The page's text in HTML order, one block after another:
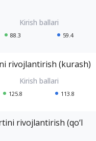
88.3 59.4
rivojlantirish (kurash)
125.8 113.8
rivojlantirish (qo‘l